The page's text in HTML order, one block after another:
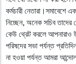
কর্মচারী নেতারা।সমাবেশে
নিচ্ছেন, অনেক সচিব
কেউ থ্রেট করলে আপনারাও
পরিষদের সভা পর্যন্ত
না হওয়া পর্যন্ত আমরা